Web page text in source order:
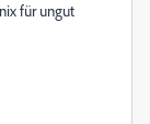
für ungut